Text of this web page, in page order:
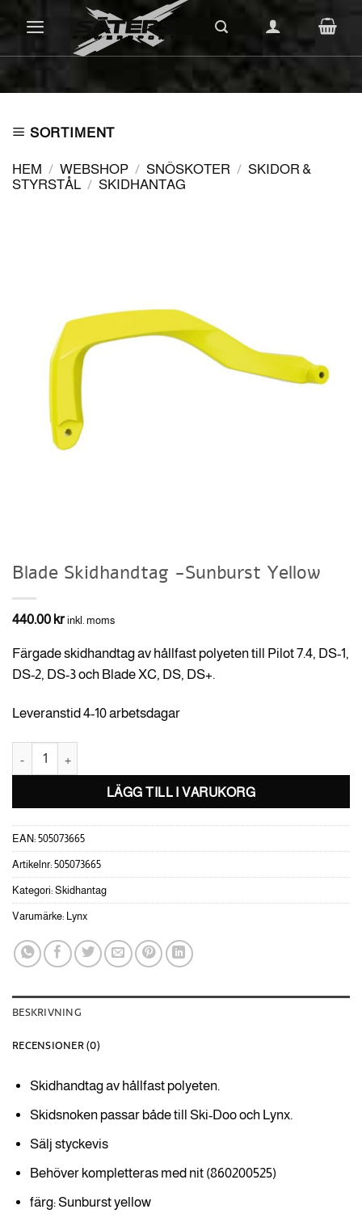
SORTIMENT
HEM / WEBSHOP / SNÖSKOTER / SKIDOR &
STYRSTÅL / SKIDHANTAG
Blade Skidhandtag -Sunburst Yellow
440.00 kr inkl. moms
Färgade skidhandtag av hållfast polyeten till
Pilot 7.4, DS-1,
DS-2, DS-3 och Blade XC, DS, DS+.
Leveranstid 4-10 arbetsdagar
Blade Skidhandtag -Sunburst Yellow mängd
LÄGG TILL I VARUKORG
EAN: 505073665
Artikelnr: 505073665
Kategori: Skidhantag
Varumärke: Lynx
BESKRIVNING
RECENSIONER (0)
Skidhandtag av hållfast polyeten.
Skidsnoken passar både till Ski-Doo och Lynx.
Sälj styckevis
Behöver kompletteras med nit (860200525)
färg: Sunburst yellow